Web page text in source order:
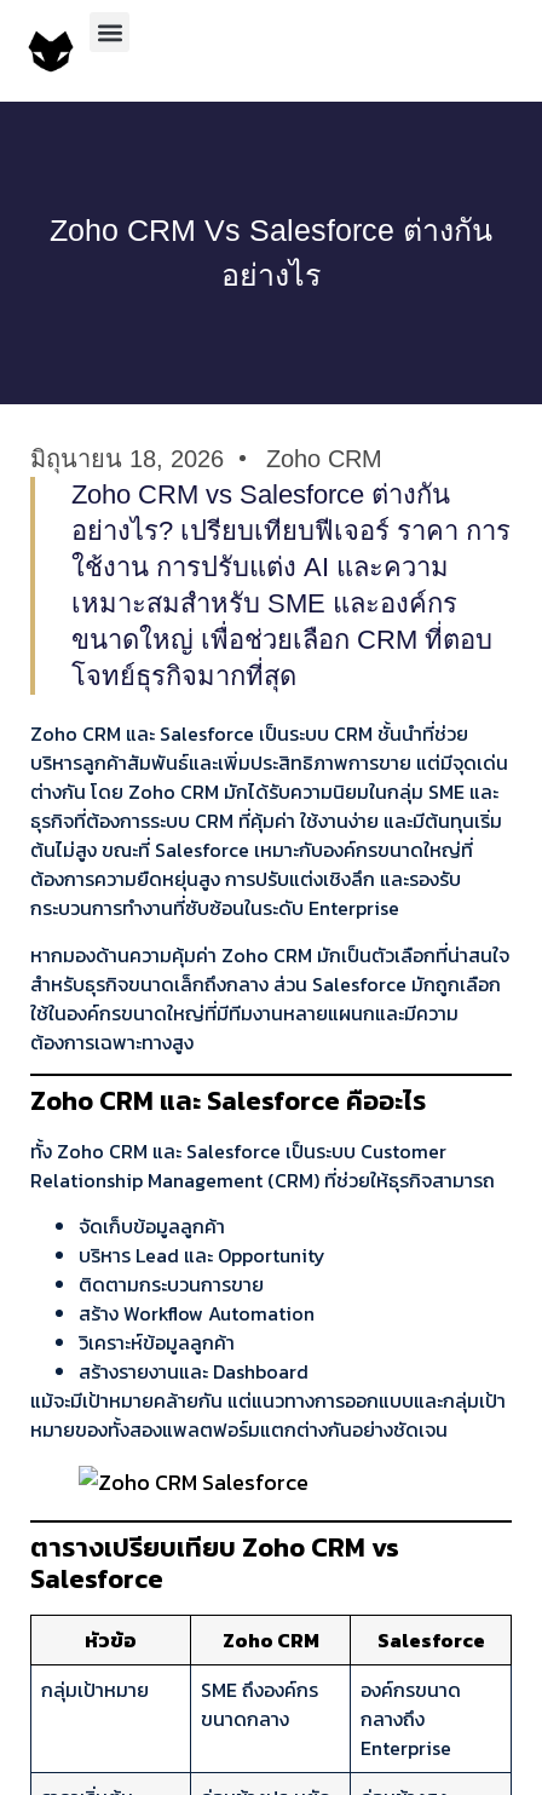
Zoho CRM Vs Salesforce ต่างกัน
อย่างไร
มิถุนายน 18, 2026 Zoho CRM
Zoho CRM vs Salesforce ต่างกัน
อย่างไร? เปรียบเทียบฟีเจอร์ ราคา การ
ใช้งาน การปรับแต่ง AI และความ
เหมาะสมสำหรับ SME และองค์กร
ขนาดใหญ่ เพื่อช่วยเลือก CRM ที่ตอบ
โจทย์ธุรกิจมากที่สุด
Zoho CRM และ Salesforce เป็นระบบ CRM ชั้นนำที่ช่วย
บริหารลูกค้าสัมพันธ์และเพิ่มประสิทธิภาพการขาย แต่มีจุดเด่น
ต่างกัน โดย Zoho CRM มักได้รับความนิยมในกลุ่ม SME และ
ธุรกิจที่ต้องการระบบ CRM ที่คุ้มค่า ใช้งานง่าย และมีต้นทุนเริ่ม
ต้นไม่สูง ขณะที่ Salesforce เหมาะกับองค์กรขนาดใหญ่ที่
ต้องการความยืดหยุ่นสูง การปรับแต่งเชิงลึก และรองรับ
กระบวนการทำงานที่ซับซ้อนในระดับ Enterprise
หากมองด้านความคุ้มค่า Zoho CRM มักเป็นตัวเลือกที่น่าสนใจ
สำหรับธุรกิจขนาดเล็กถึงกลาง ส่วน Salesforce มักถูกเลือก
ใช้ในองค์กรขนาดใหญ่ที่มีทีมงานหลายแผนกและมีความ
ต้องการเฉพาะทางสูง
Zoho CRM และ Salesforce คืออะไร
ทั้ง Zoho CRM และ Salesforce เป็นระบบ Customer
Relationship Management (CRM) ที่ช่วยให้ธุรกิจสามารถ
จัดเก็บข้อมูลลูกค้า
บริหาร Lead และ Opportunity
ติดตามกระบวนการขาย
สร้าง Workflow Automation
วิเคราะห์ข้อมูลลูกค้า
สร้างรายงานและ Dashboard
แม้จะมีเป้าหมายคล้ายกัน แต่แนวทางการออกแบบและกลุ่มเป้า
หมายของทั้งสองแพลตฟอร์มแตกต่างกันอย่างชัดเจน
ตารางเปรียบเทียบ Zoho CRM vs
Salesforce
หัวข้อ Zoho CRM
Salesforce
กลุ่มเป้าหมาย
SME ถึงองค์กร
ขนาดกลาง
องค์กรขนาด
กลางถึง
Enterprise